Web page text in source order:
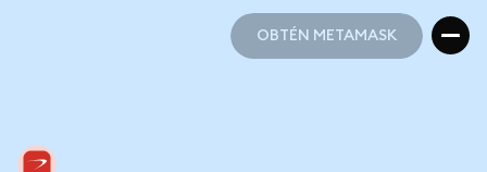
OBTÉN METAMASK